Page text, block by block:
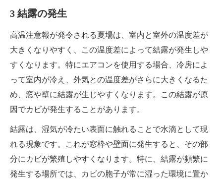
3 結露の発生
高温注意報が発令される夏場は、室内と室外の温度差が
大きくなりやすく、この温度差によって結露が発生しや
すくなります。特にエアコンを使用する場合、冷房によ
って室内が冷え、外気との温度差がさらに大きくなるた
め、窓や壁に結露が生じやすくなります。この結露が原
因でカビが発生することがあります。
結露は、湿気が冷たい表面に触れることで水滴として現
れる現象です。これが窓枠や壁面に発生すると、その部
分にカビが繁殖しやすくなります。特に、結露が頻繁に
発生する場所では、カビの胞子が常に湿った環境に置か